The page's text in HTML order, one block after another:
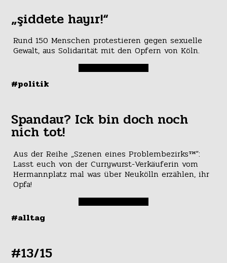
„şiddete hayır!“
Rund 150 Menschen protestieren gegen sexuelle
Gewalt, aus Solidarität mit den Opfern von Köln.
#politik
Spandau? Ick bin doch noch
nich tot!
Aus der Reihe „Szenen eines Problembezirks™“:
Lasst euch von der Currywurst-Verkäuferin vom
Hermannplatz mal was über Neukölln erzählen, ihr
Opfa!
#alltag
#13/15